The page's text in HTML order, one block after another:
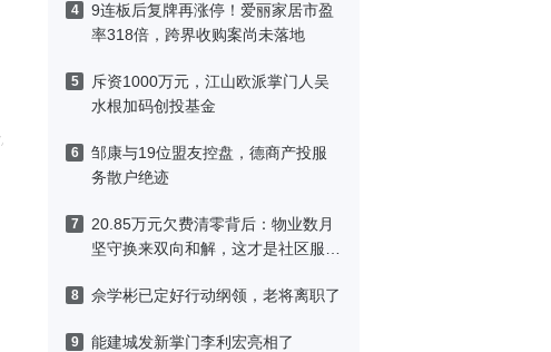
4
9连板后复牌再涨停！爱丽家居市盈
率318倍，跨界收购案尚未落地
5
斥资1000万元，江山欧派掌门人吴
水根加码创投基金
6
邹康与19位盟友控盘，德商产投服
务散户绝迹
7
20.85万元欠费清零背后：物业数月
坚守换来双向和解，这才是社区服务
8 佘学彬已定好行动纲领，老将离职了
9 能建城发新掌门李利宏亮相了